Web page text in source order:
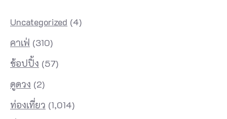
Uncategorized (4)
คาเฟ่ (310)
ช้อปปิ้ง (57)
ดูดวง (2)
ท่องเที่ยว (1,014)